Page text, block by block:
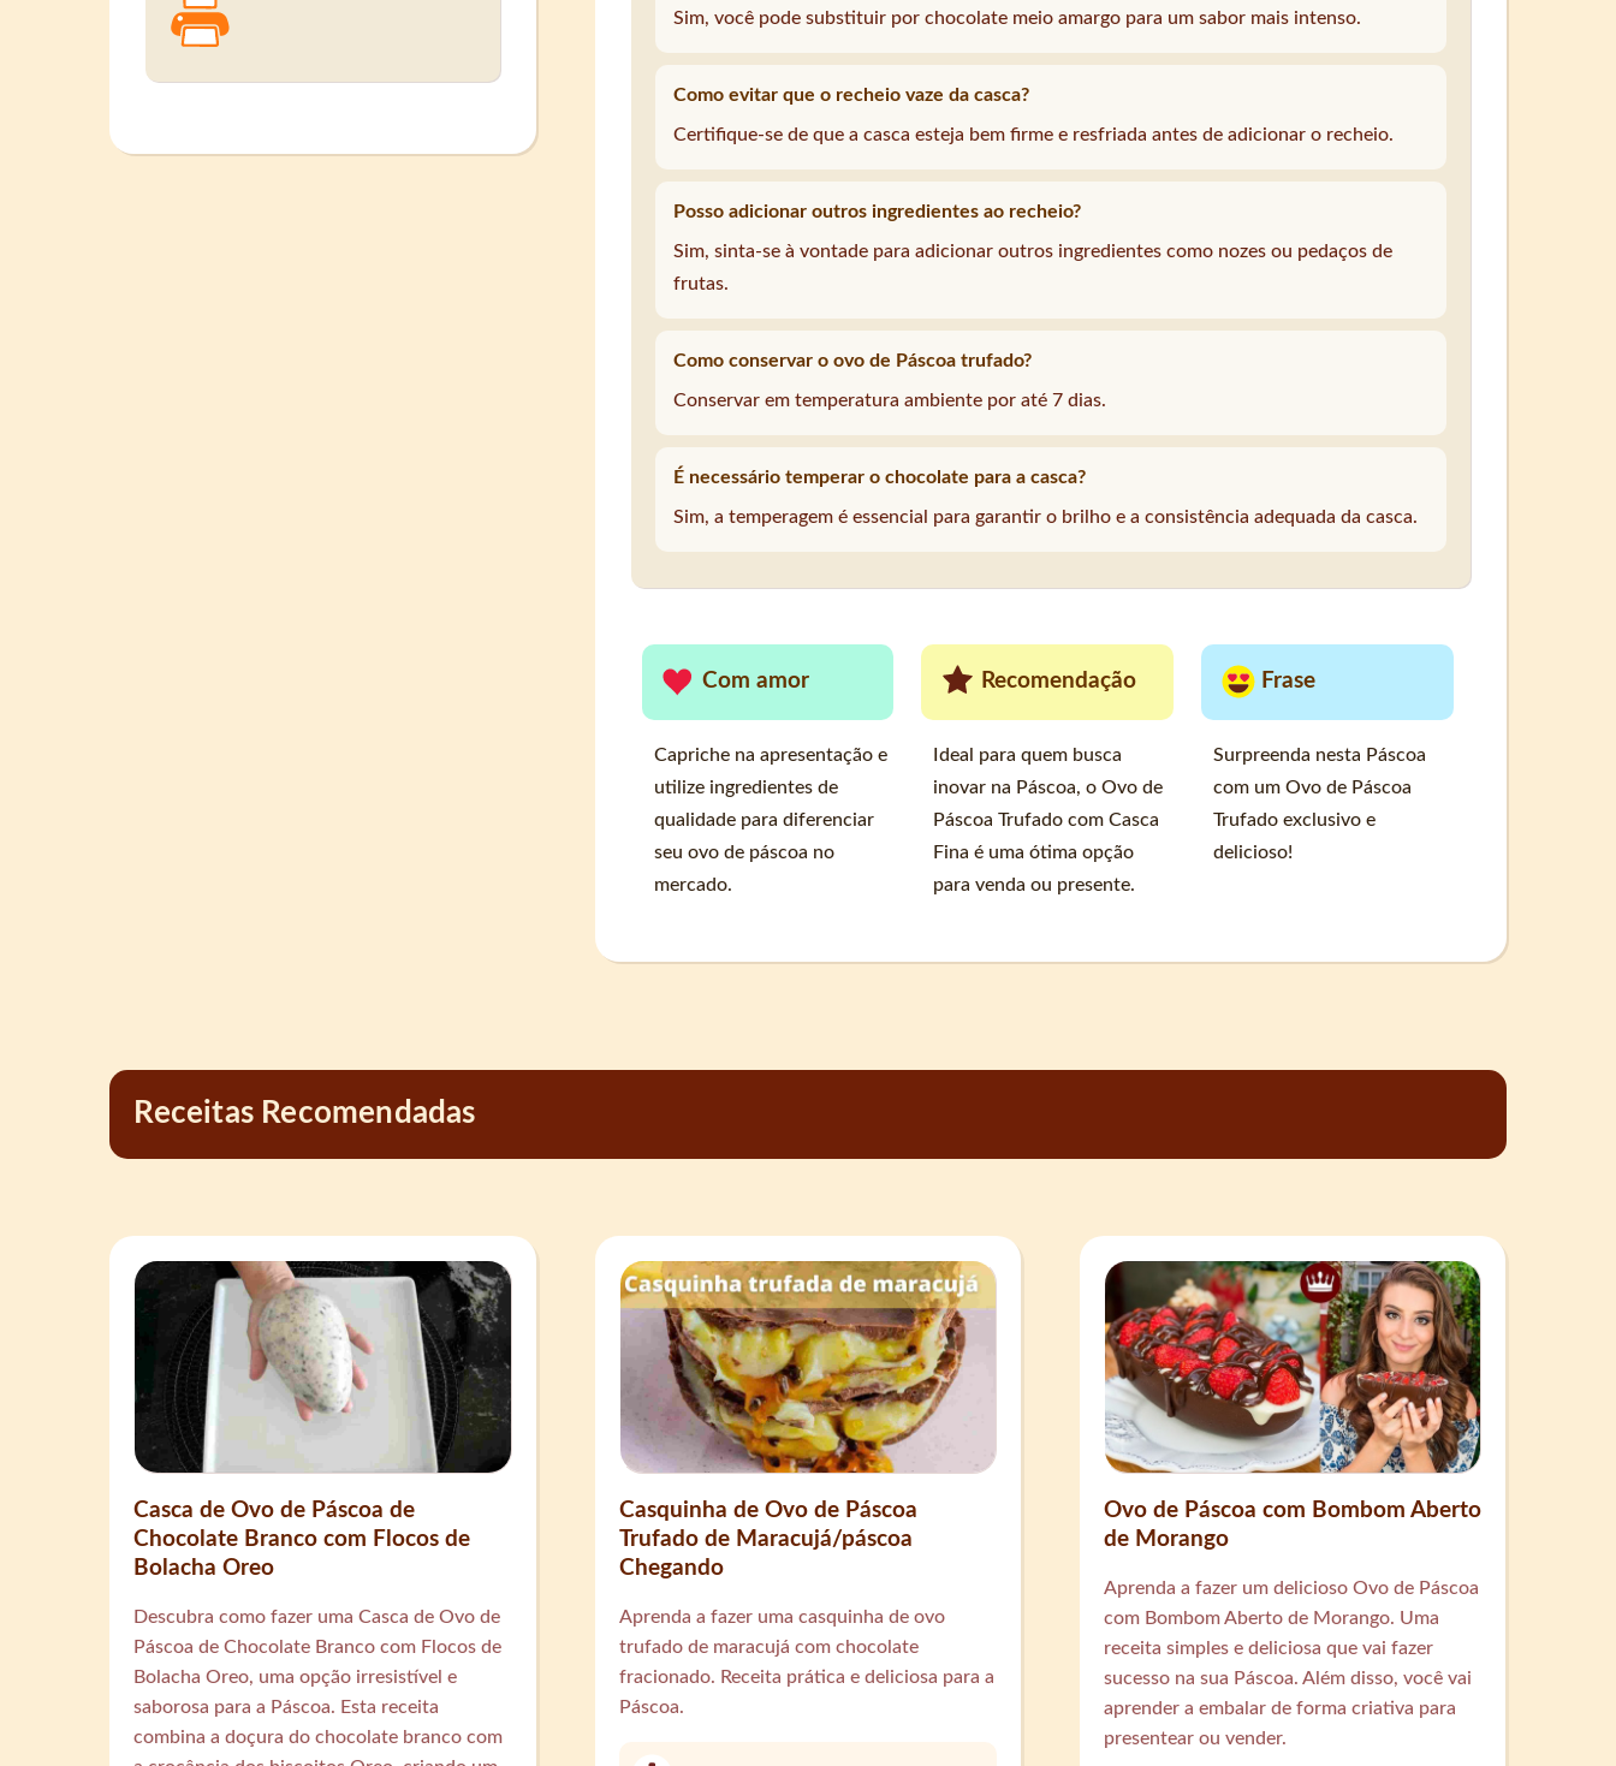
Sim, você pode substituir por chocolate meio amargo para um sabor mais intenso.
Como evitar que o recheio vaze da casca?
Certifique-se de que a casca esteja bem firme e resfriada antes de adicionar o recheio.
Posso adicionar outros ingredientes ao recheio?
Sim, sinta-se à vontade para adicionar outros ingredientes como nozes ou pedaços de
frutas.
Como conservar o ovo de Páscoa trufado?
Conservar em temperatura ambiente por até 7 dias.
É necessário temperar o chocolate para a casca?
Sim, a temperagem é essencial para garantir o brilho e a consistência adequada da casca.
Com amor
Capriche na apresentação e
utilize ingredientes de
qualidade para diferenciar
seu ovo de páscoa no
mercado.
Recomendação
Ideal para quem busca
inovar na Páscoa, o Ovo de
Páscoa Trufado com Casca
Fina é uma ótima opção
para venda ou presente.
Frase
Surpreenda nesta Páscoa
com um Ovo de Páscoa
Trufado exclusivo e
delicioso!
Receitas Recomendadas
Casca de Ovo de Páscoa de
Chocolate Branco com Flocos de
Bolacha Oreo
Descubra como fazer uma Casca de Ovo de
Páscoa de Chocolate Branco com Flocos de
Bolacha Oreo, uma opção irresistível e
saborosa para a Páscoa. Esta receita
combina a doçura do chocolate branco com
Casquinha de Ovo de Páscoa
Trufado de Maracujá/páscoa
Chegando
Aprenda a fazer uma casquinha de ovo
trufado de maracujá com chocolate
fracionado. Receita prática e deliciosa para a
Páscoa.
Ovo de Páscoa com Bombom Aberto
de Morango
Aprenda a fazer um delicioso Ovo de Páscoa
com Bombom Aberto de Morango. Uma
receita simples e deliciosa que vai fazer
sucesso na sua Páscoa. Além disso, você vai
aprender a embalar de forma criativa para
presentear ou vender.